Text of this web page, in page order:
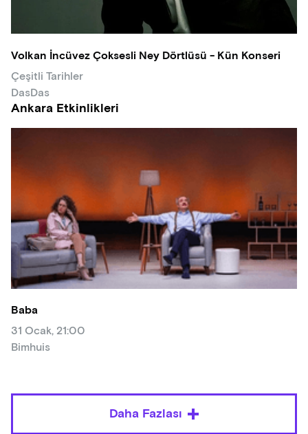
Volkan İncüvez Çoksesli Ney Dörtlüsü - Kün Konseri
Çeşitli Tarihler
DasDas
Ankara Etkinlikleri
Baba
31 Ocak, 21:00
Bimhuis
Daha Fazlası